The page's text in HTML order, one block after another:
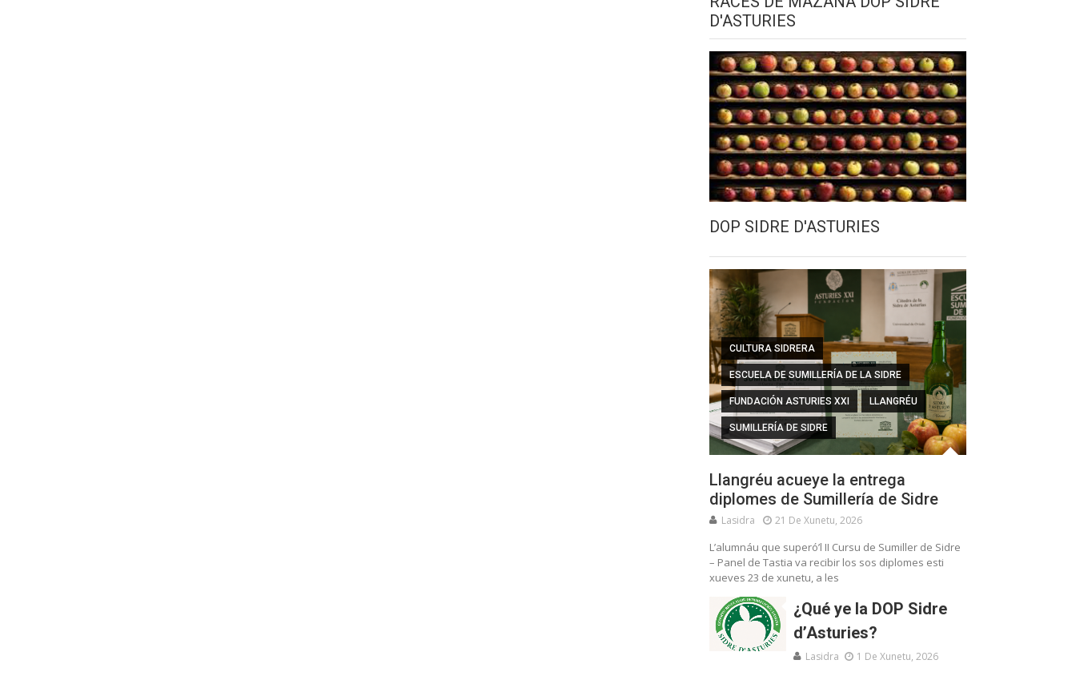
D'ASTURIES
DOP SIDRE D'ASTURIES
CULTURA SIDRERA
ESCUELA DE SUMILLERÍA DE LA SIDRE
FUNDACIÓN ASTURIES XXI LLANGRÉU
SUMILLERÍA DE SIDRE
Llangréu acueye la entrega
diplomes de Sumillería de Sidre
Lasidra 21 De Xunetu, 2026
L’alumnáu que superó’l II Cursu de Sumiller de Sidre
– Panel de Tastia va recibir los sos diplomes esti
xueves 23 de xunetu, a les
¿Qué ye la DOP Sidre
d’Asturies?
Lasidra 1 De Xunetu, 2026